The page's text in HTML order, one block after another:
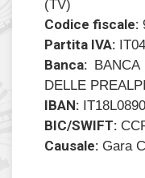
(TV)
Codice fiscale:
Partita IVA:
Banca:
DELLE
IBAN:
BIC/SWIFT:
Causale: Gara